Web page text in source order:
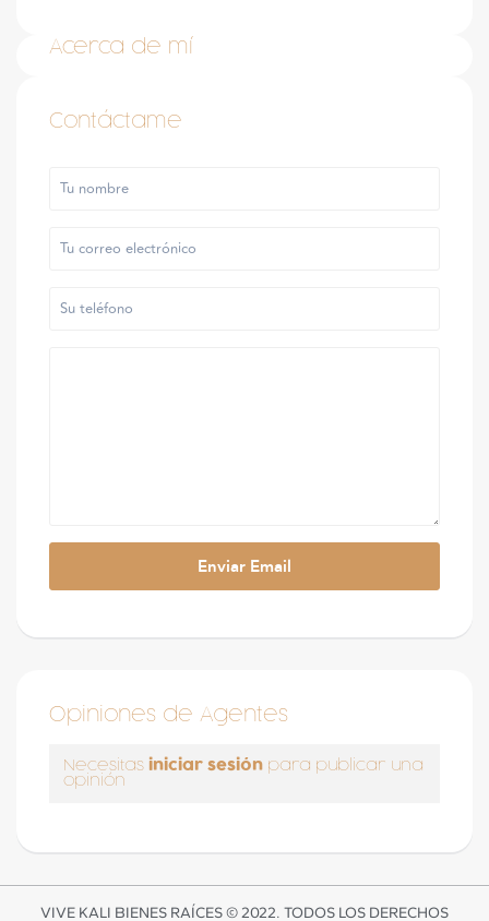
Acerca de mí
Contáctame
Opiniones de Agentes
Necesitas iniciar sesión para publicar una
opinión
VIVE KALI BIENES RAÍCES © 2022. TODOS LOS DERECHOS